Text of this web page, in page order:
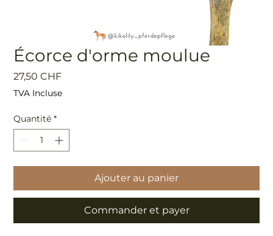
Écorce d'orme moulue
27,50 CHFPrix
TVA Incluse
Quantité *
Ajouter au panier
Commander et payer